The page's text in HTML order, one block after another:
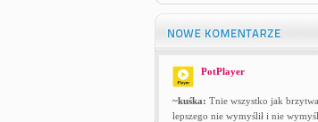
PotPlayer
~kuśka: Tnie wszystko jak
lepszego nie wymyślił i nie